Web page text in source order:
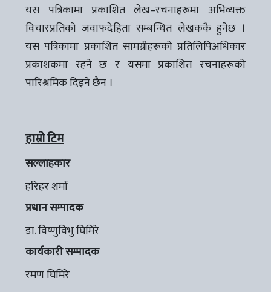
यस पत्रिकामा प्रकाशित लेख–रचनाहरूमा अभिव्यक्त
विचारप्रतिको जवाफदेहिता सम्बन्धित लेखककै हुनेछ ।
यस पत्रिकामा प्रकाशित सामग्रीहरूको प्रतिलिपिअधिकार
प्रकाशकमा रहने छ र यसमा प्रकाशित रचनाहरूको
पारिश्रमिक दिइने छैन ।
हाम्रो टिम
सल्लाहकार
हरिहर शर्मा
प्रधान सम्पादक
डा. विष्णुविभु घिमिरे
कार्यकारी सम्पादक
रमण घिमिरे